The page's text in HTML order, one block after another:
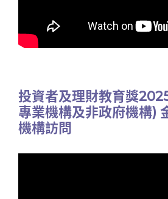
投資者及理財教育獎
專業機構及非政府機構)
機構訪問